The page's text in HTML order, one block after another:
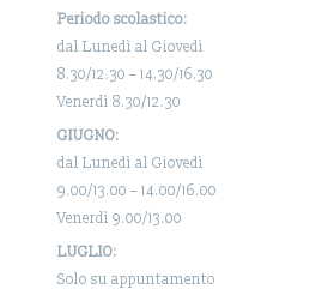
Periodo scolastico:
dal Lunedì al Giovedì
8.30/12.30 – 14.30/16.30
Venerdì 8.30/12.30
GIUGNO:
dal Lunedì al Giovedì
9.00/13.00 – 14.00/16.00
Venerdì 9.00/13.00
LUGLIO:
Solo su appuntamento